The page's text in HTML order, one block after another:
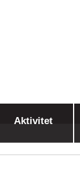
Aktivitet